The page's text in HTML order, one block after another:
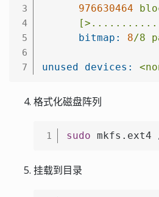
3
4
5
6
7
976630464
bitmap:
8/8
unused devices:
格式化磁盘阵列
1 sudo mkfs.ext4
挂载到目录